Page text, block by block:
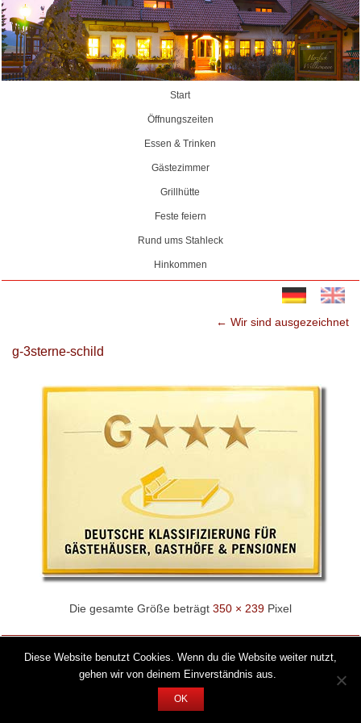
Start
Öffnungszeiten
Essen & Trinken
Gästezimmer
Grillhütte
Feste feiern
Rund ums Stahleck
Hinkommen
← Wir sind ausgezeichnet
g-3sterne-schild
Die gesamte Größe beträgt 350 × 239Pixel
© 2026 by Stahlecker Hof -
Diese Website benutzt Cookies. Wenn du die Website weiter nutzt,
gehen wir von deinem Einverständnis aus.
OK